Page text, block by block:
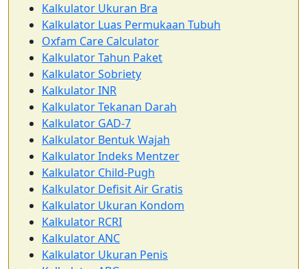
Kalkulator Ukuran Bra
Kalkulator Luas Permukaan Tubuh
Oxfam Care Calculator
Kalkulator Tahun Paket
Kalkulator Sobriety
Kalkulator INR
Kalkulator Tekanan Darah
Kalkulator GAD-7
Kalkulator Bentuk Wajah
Kalkulator Indeks Mentzer
Kalkulator Child-Pugh
Kalkulator Defisit Air Gratis
Kalkulator Ukuran Kondom
Kalkulator RCRI
Kalkulator ANC
Kalkulator Ukuran Penis